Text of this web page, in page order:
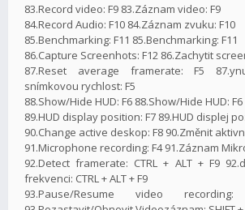
83.Record video: F9 83.Záznam video: F9
84.Record Audio: F10 84.Záznam zvuku: F10
85.Benchmarking: F11 85.Benchmarking: F11
86.Capture Screenhots: F12 86.Zachytit
87.Reset average framerate: F5
snímkovou rychlost: F5
88.Show/Hide HUD: F6 88.Show/Hide HUD: F6
89.HUD display position: F7 89.HUD displej
90.Change active deskop: F8 90.Změnit
91.Microphone recording: F4 91.Záznam
92.Detect framerate: CTRL + ALT + F9
frekvenci: CTRL + ALT + F9
93.Pause/Resume video